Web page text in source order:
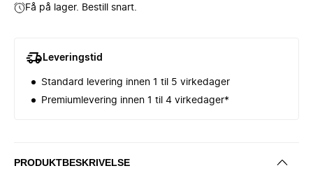
Få på lager. Bestill snart.
Leveringstid
Standard levering innen 1 til 5 virkedager
Premiumlevering innen 1 til 4 virkedager*
PRODUKTBESKRIVELSE